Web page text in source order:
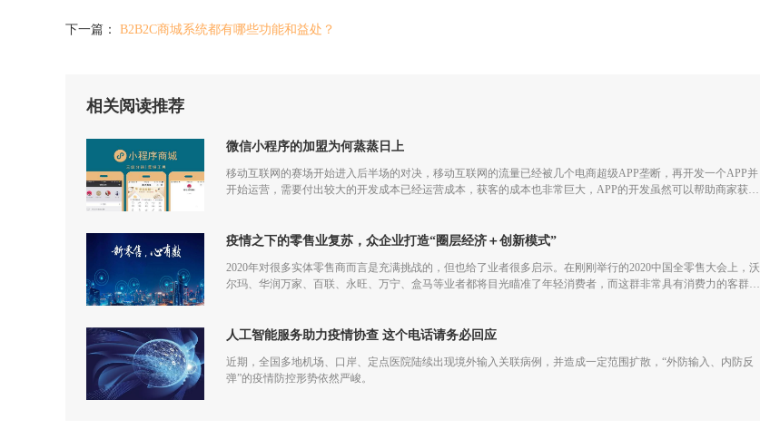
下一篇： B2B2C商城系统都有哪些功能和益处？
相关阅读推荐
微信小程序的加盟为何蒸蒸日上
移动互联网的赛场开始进入后半场的对决，移动互联网的流量已经被几个电商超级APP垄断，再开发一个APP并
开始运营，需要付出较大的开发成本已经运营成本，获客的成本也非常巨大，APP的开发虽然可以帮助商家获取
疫情之下的零售业复苏，众企业打造“圈层经济＋创新模式”
2020年对很多实体零售商而言是充满挑战的，但也给了业者很多启示。在刚刚举行的2020中国全零售大会上，沃
尔玛、华润万家、百联、永旺、万宁、盒马等业者都将目光瞄准了年轻消费者，而这群非常具有消费力的客群不
人工智能服务助力疫情协查 这个电话请务必回应
近期，全国多地机场、口岸、定点医院陆续出现境外输入关联病例，并造成一定范围扩散，“外防输入、内防反
弹”的疫情防控形势依然严峻。